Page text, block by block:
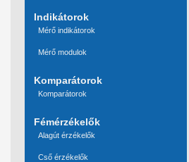
Indikátorok
Mérő indikátorok
Mérő modulok
Komparátorok
Komparátorok
Fémérzékelők
Alagút érzékelők
Cső érzékelők